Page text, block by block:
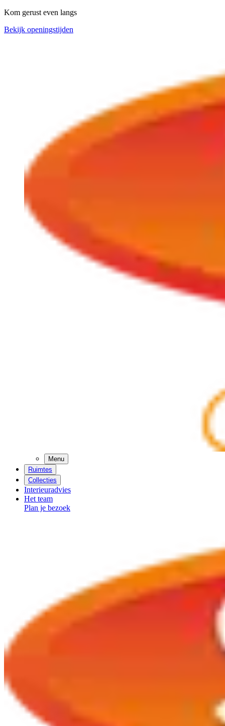
Kom gerust even langs
Bekijk openingstijden
Menu
Ruimtes
Collecties
Interieuradvies
Het team
Plan je bezoek